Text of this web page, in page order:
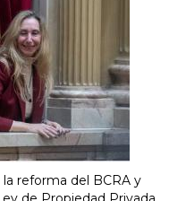
reforma del BCRA y